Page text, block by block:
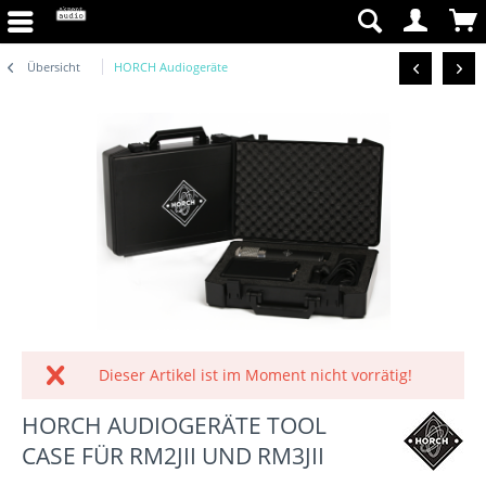
Übersicht HORCH Audiogeräte
Dieser Artikel ist im Moment nicht vorrätig!
HORCH AUDIOGERÄTE TOOL
CASE FÜR RM2JII UND RM3JII